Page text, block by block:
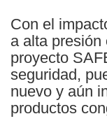
Con el
a alta presión
proyecto
seguridad,
nuevo y aún
productos